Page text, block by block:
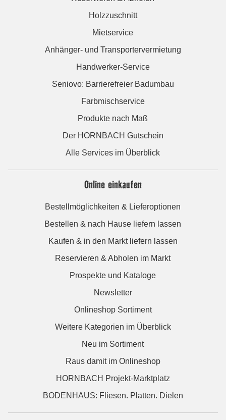
Holzzuschnitt
Mietservice
Anhänger- und Transportervermietung
Handwerker-Service
Seniovo: Barrierefreier Badumbau
Farbmischservice
Produkte nach Maß
Der HORNBACH Gutschein
Alle Services im Überblick
Online einkaufen
Bestellmöglichkeiten & Lieferoptionen
Bestellen & nach Hause liefern lassen
Kaufen & in den Markt liefern lassen
Reservieren & Abholen im Markt
Prospekte und Kataloge
Newsletter
Onlineshop Sortiment
Weitere Kategorien im Überblick
Neu im Sortiment
Raus damit im Onlineshop
HORNBACH Projekt-Marktplatz
BODENHAUS: Fliesen. Platten. Dielen